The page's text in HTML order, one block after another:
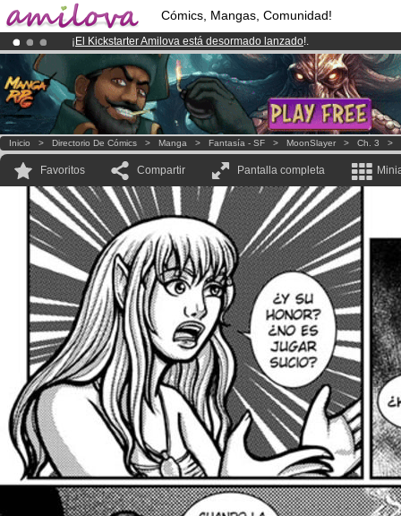
Cómics, Mangas, Comunidad!
¡ El Kickstarter Amilova está desormado lanzado!.
¡Conviertete en Premium por3.95 eurosal mes!Hazte Premium ya
¡Ya tenemos 134393miembrosy 1208 Cómics y Mangas!.
Inicio > Directorio De Cómics > Manga > Fantasía - SF > MoonSlayer > Ch. 3 >
Favoritos Compartir Pantalla completa